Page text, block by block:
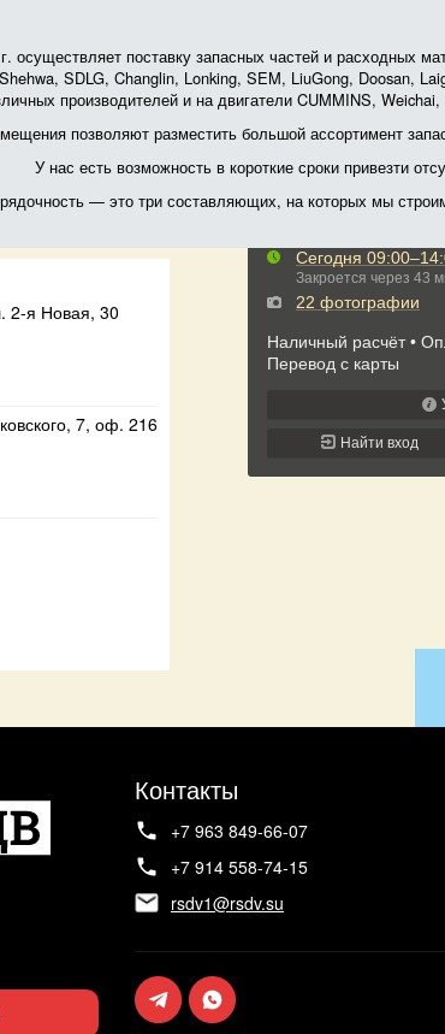
поставку запасных частей и расходных
SDLG, Changlin, Lonking, SEM, LiuGong, Doosan,
производителей и на двигатели CUMMINS,
позволяют разместить большой ассортимент
У нас есть возможность в короткие сроки привезти
— это три составляющих, на которых мы
2-я Новая, 30
7, оф. 216
Контакты
+7 963 849-66-07
+7 914 558-74-15
rsdv1@rsdv.su